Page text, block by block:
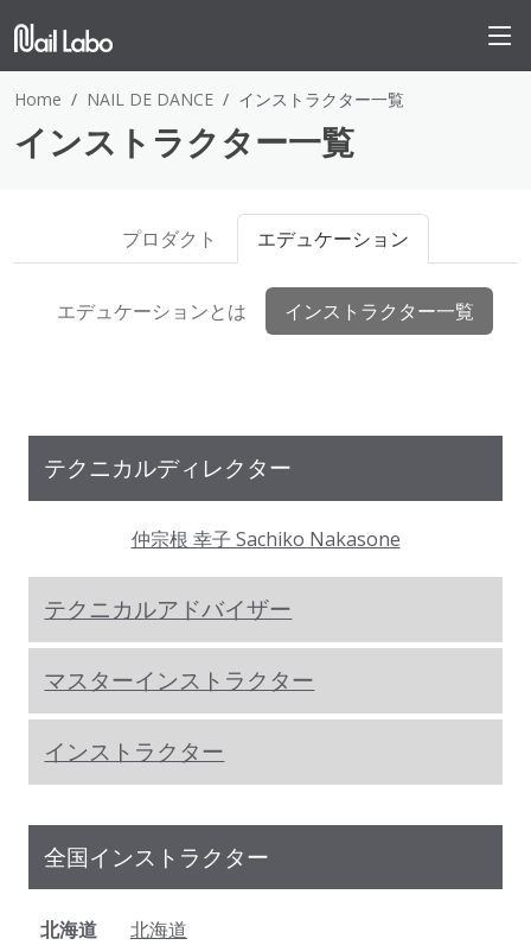
Home NAIL DE DANCE インストラクター一覧
インストラクター一覧
プロダクト エデュケーション
エデュケーションとは インストラクター一覧
テクニカルディレクター
仲宗根 幸子 Sachiko Nakasone
テクニカルアドバイザー
マスターインストラクター
インストラクター
全国インストラクター
北海道
北海道